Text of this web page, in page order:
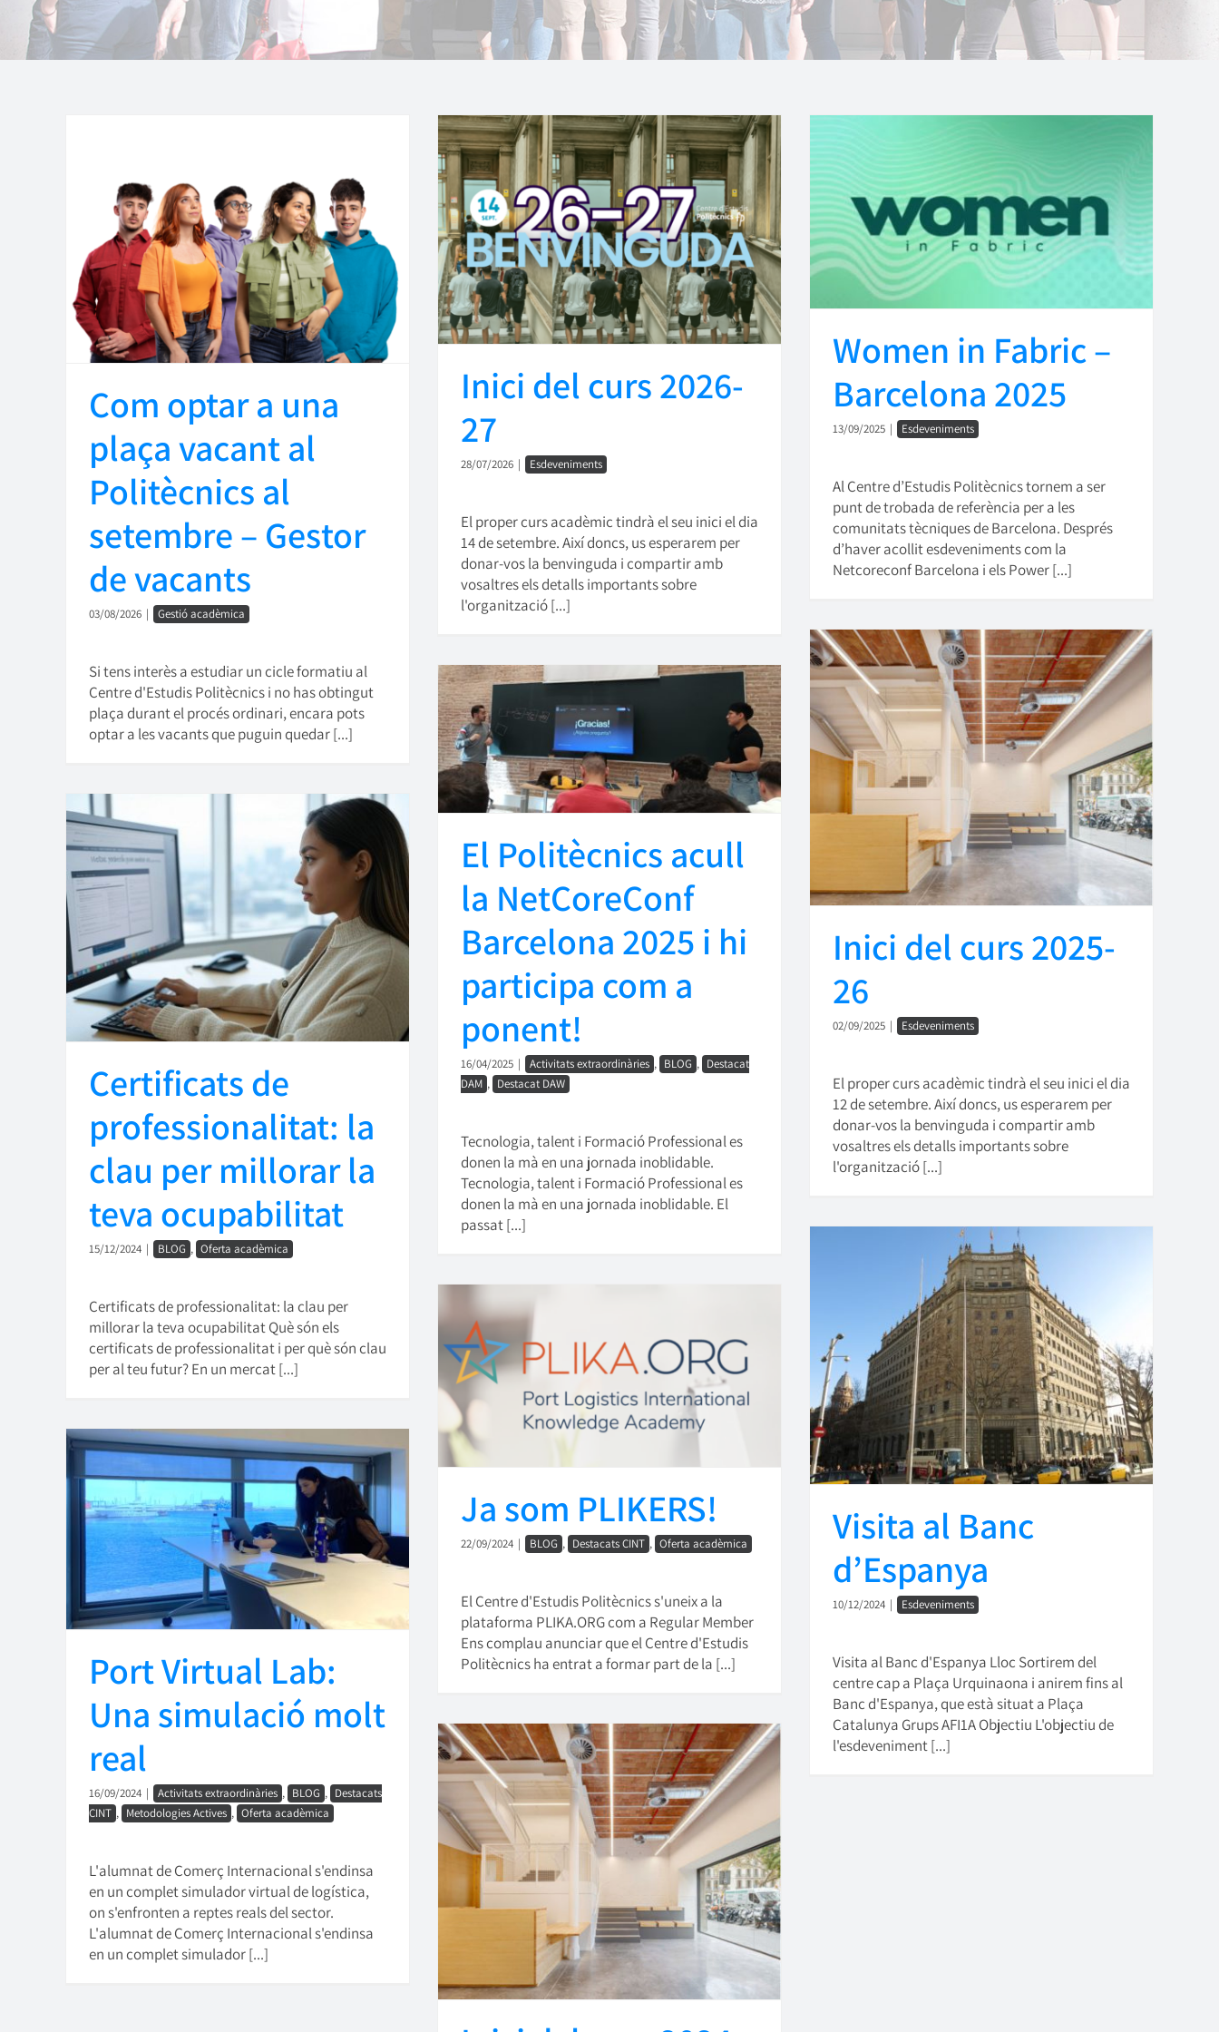
Com optar a una
plaça vacant al
Politècnics al
setembre – Gestor
de vacants
03/08/2026 | Gestió acadèmica
Si tens interès a estudiar un cicle formatiu al
Centre d'Estudis Politècnics i no has obtingut
plaça durant el procés ordinari, encara pots
optar a les vacants que puguin quedar [...]
Inici del curs 2026-
27
28/07/2026 | Esdeveniments
El proper curs acadèmic tindrà el seu inici el dia
14 de setembre. Així doncs, us esperarem per
donar-vos la benvinguda i compartir amb
vosaltres els detalls importants sobre
l'organització [...]
Women in Fabric –
Barcelona 2025
13/09/2025 | Esdeveniments
Al Centre d’Estudis Politècnics tornem a ser
punt de trobada de referència per a les
comunitats tècniques de Barcelona. Després
d’haver acollit esdeveniments com la
Netcoreconf Barcelona i els Power [...]
Inici del curs 2025-
26
02/09/2025 | Esdeveniments
El proper curs acadèmic tindrà el seu inici el dia
12 de setembre. Així doncs, us esperarem per
donar-vos la benvinguda i compartir amb
vosaltres els detalls importants sobre
l'organització [...]
El Politècnics acull
la NetCoreConf
Barcelona 2025 i hi
participa com a
ponent!
16/04/2025 | Activitats extraordinàries , BLOG , Destacat
DAM , Destacat DAW
Tecnologia, talent i Formació Professional es
donen la mà en una jornada inoblidable.
Tecnologia, talent i Formació Professional es
donen la mà en una jornada inoblidable. El
passat [...]
Certificats de
professionalitat: la
clau per millorar la
teva ocupabilitat
15/12/2024 | BLOG , Oferta acadèmica
Certificats de professionalitat: la clau per
millorar la teva ocupabilitat Què són els
certificats de professionalitat i per què són clau
per al teu futur? En un mercat [...]
Visita al Banc
d’Espanya
10/12/2024 | Esdeveniments
Visita al Banc d'Espanya Lloc Sortirem del
centre cap a Plaça Urquinaona i anirem fins al
Banc d'Espanya, que està situat a Plaça
Catalunya Grups AFI1A Objectiu L'objectiu de
l'esdeveniment [...]
Ja som PLIKERS!
22/09/2024 | BLOG , Destacats CINT , Oferta acadèmica
El Centre d'Estudis Politècnics s'uneix a la
plataforma PLIKA.ORG com a Regular Member
Ens complau anunciar que el Centre d'Estudis
Politècnics ha entrat a formar part de la [...]
Port Virtual Lab:
Una simulació molt
real
16/09/2024 | Activitats extraordinàries , BLOG , Destacats
CINT , Metodologies Actives , Oferta acadèmica
L'alumnat de Comerç Internacional s'endinsa
en un complet simulador virtual de logística,
on s'enfronten a reptes reals del sector.
L'alumnat de Comerç Internacional s'endinsa
en un complet simulador [...]